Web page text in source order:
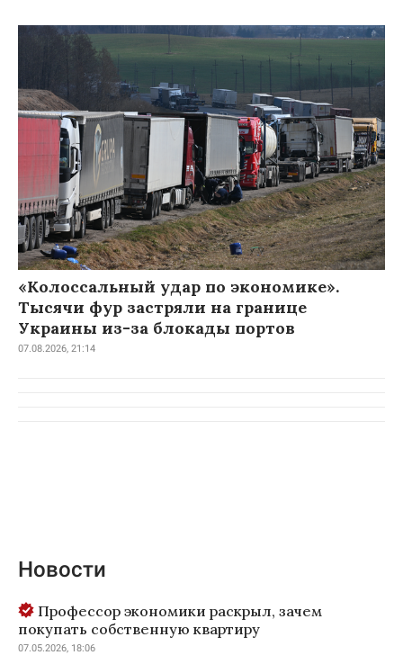
«Колоссальный удар по экономике».
Тысячи фур застряли на границе
Украины из-за блокады портов
07.08.2026, 21:14
Новости
Профессор экономики раскрыл, зачем
покупать собственную квартиру
07.05.2026, 18:06